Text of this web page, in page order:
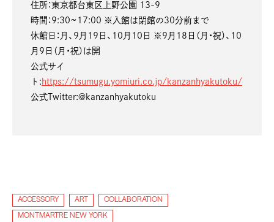
住所：東京都台東区上野公園 13-9
時間：9:30~17:00 ※入館は閉館の30分前まで
休館日：月、9月19日、10月10日 ※9月18日（月・祝）、10
月9日（月・祝）は開
公式サイ
ト: https://tsumugu.yomiuri.co.jp/kanzanhyakutoku/
公式Twitter:@kanzanhyakutoku
ACCESSORY ART
COLLABORATION
MONTMARTRE NEW YORK